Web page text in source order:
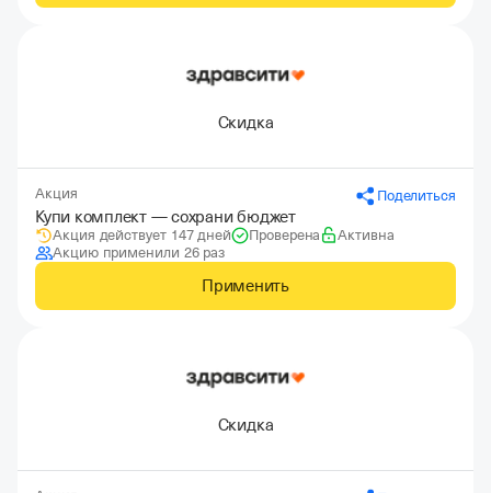
Скидка
Акция Поделиться
Купи комплект — сохрани бюджет
Акция действует 147 дней Проверена
Активна
Акцию применили 26 раз
Применить
Скидка